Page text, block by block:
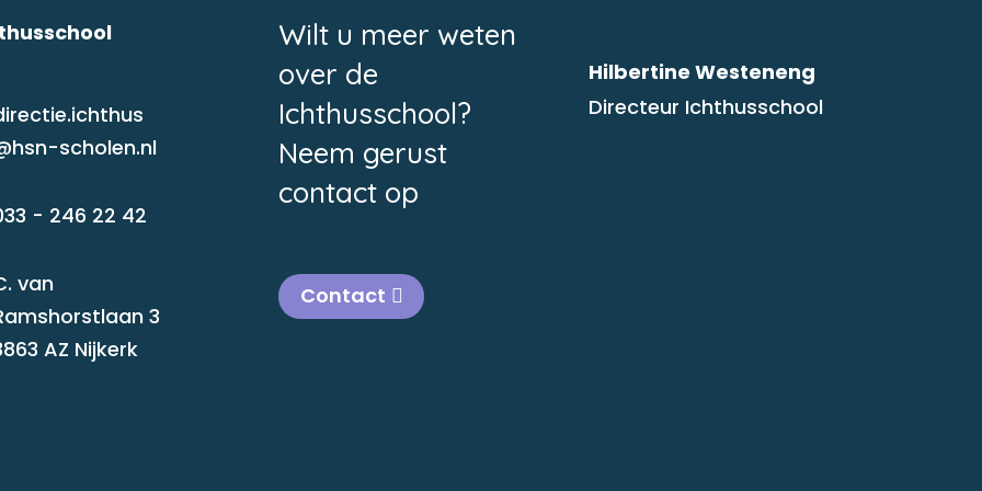
scholen.nl
- 246 22 42
van
3
AZ Nijkerk
Wilt u meer weten
over de
Ichthusschool?
Neem gerust
contact op
Contact
Hilbertine Westeneng
Directeur Ichthusschool